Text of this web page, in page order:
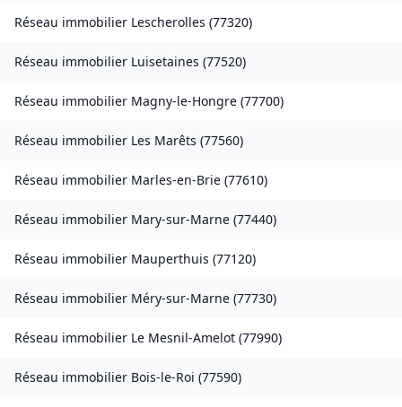
Réseau immobilier Lescherolles (77320)
Réseau immobilier Luisetaines (77520)
Réseau immobilier Magny-le-Hongre (77700)
Réseau immobilier Les Marêts (77560)
Réseau immobilier Marles-en-Brie (77610)
Réseau immobilier Mary-sur-Marne (77440)
Réseau immobilier Mauperthuis (77120)
Réseau immobilier Méry-sur-Marne (77730)
Réseau immobilier Le Mesnil-Amelot (77990)
Réseau immobilier Bois-le-Roi (77590)